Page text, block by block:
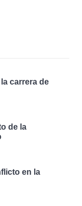
carrera de
de la
en la